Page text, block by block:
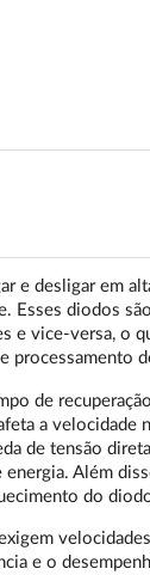
e desligar em
Esses diodos
e vice-versa, o
processamento
de
a velocidade
de tensão
Além
do
e o